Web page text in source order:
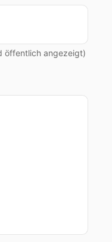
öffentlich angezeigt)